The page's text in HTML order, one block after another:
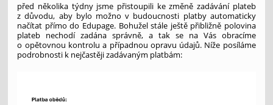
před několika týdny jsme přistoupili ke změně zadávání plateb
z důvodu, aby bylo možno v budoucnosti platby automaticky
načítat přímo do Edupage. Bohužel stále ještě přibližně polovina
plateb nechodí zadána správně, a tak se na Vás obracíme
o opětovnou kontrolu a případnou opravu údajů. Níže posíláme
podrobnosti k nejčastěji zadávaným platbám: